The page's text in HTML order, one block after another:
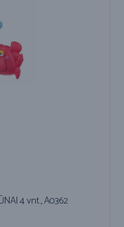
4 vnt., A0362